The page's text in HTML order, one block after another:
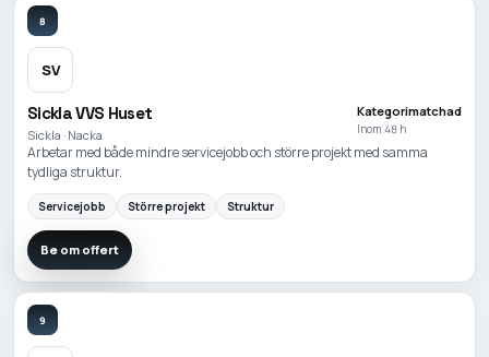
8
SV
Sickla VVS Huset
Sickla · Nacka
Kategorimatchad
Inom 48 h
Arbetar med både mindre servicejobb och större projekt med samma
tydliga struktur.
Servicejobb Större projekt Struktur
Be om offert
9